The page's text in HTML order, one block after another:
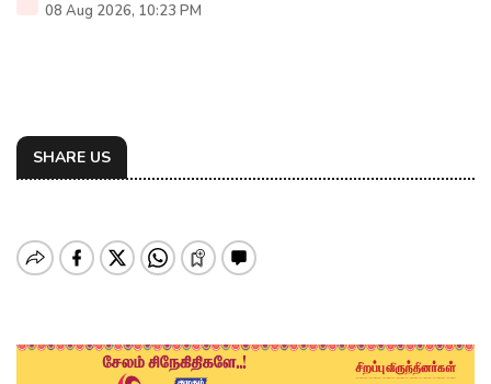
08 Aug 2026, 10:23 PM
SHARE US